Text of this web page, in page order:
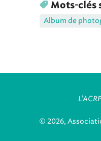
Mots-clés
Album de
© 2026,